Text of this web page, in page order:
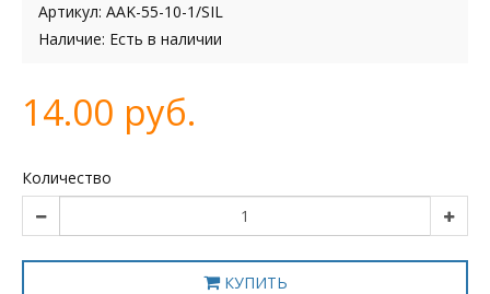
Артикул: AAK-55-10-1/SIL
Наличие: Есть в наличии
14.00 руб.
Количество
КУПИТЬ